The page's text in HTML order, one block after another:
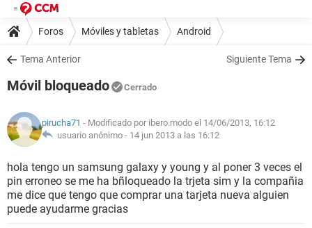
Foros Móviles y tabletas Android
Tema Anterior Siguiente Tema
Móvil bloqueado Cerrado
pirucha71 - Modificado por ibero.modo el 14/06/2013, 16:12
usuario anónimo - 14 jun 2013 a las 16:12
hola tengo un samsung galaxy y young y al poner 3 veces el
pin erroneo se me ha bñloqueado la trjeta sim y la compañia
me dice que tengo que comprar una tarjeta nueva alguien
puede ayudarme gracias